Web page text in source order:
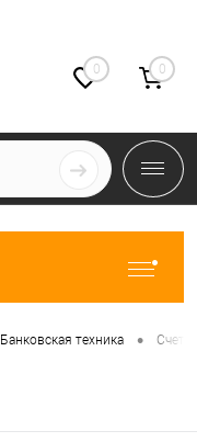
0 0
Банковская техника •